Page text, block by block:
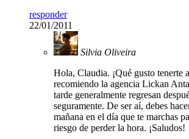
responder
22/01/2011
Silvia Oliveira
Hola, Claudia. ¡Qué gusto tenerte
recomiendo la agencia Lickan
tarde generalmente regresan
seguramente. De ser aí, debes
mañana en el día que te marchas
riesgo de perder la hora. ¡Saludos!